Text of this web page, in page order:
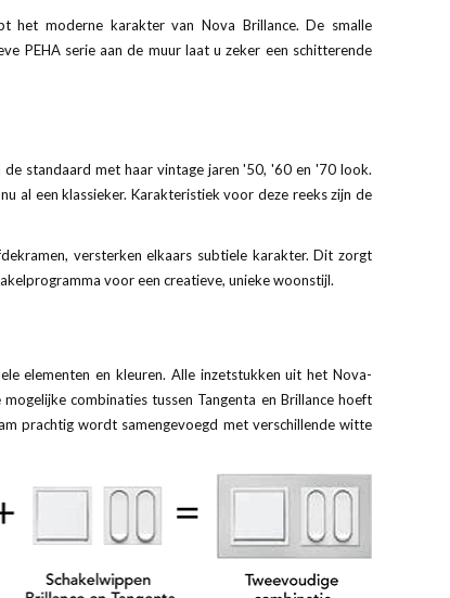
het moderne karakter van Nova Brillance. De smalle
PEHA serie aan de muur laat u zeker een schitterende
standaard met haar vintage jaren '50, '60 en '70 look.
al een klassieker. Karakteristiek voor deze reeks zijn de
versterken elkaars subtiele karakter. Dit zorgt
voor een creatieve, unieke woonstijl.
elementen en kleuren. Alle inzetstukken uit het Nova-
combinaties tussen Tangenta en Brillance hoeft
prachtig wordt samengevoegd met verschillende witte